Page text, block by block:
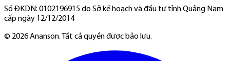
Số ĐKDN: 0102196915 do Sở kế hoạch và đầu tư tỉnh Quảng Nam
cấp ngày 12/12/2014
© 2026Ananson. Tất cả quyền được bảo lưu.